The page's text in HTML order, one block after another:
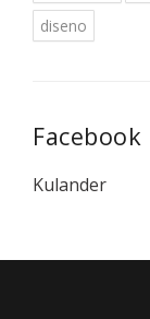
diseno
Facebook
Kulander